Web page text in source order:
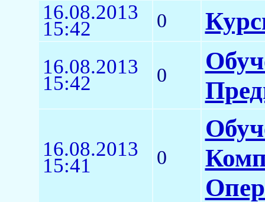
16.08.2013
15:42 0
16.08.2013
15:42 0
16.08.2013
15:41 0